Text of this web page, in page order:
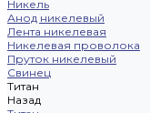
Никель
Анод никелевый
Лента никелевая
Никелевая проволока
Пруток никелевый
Свинец
Титан
Назад